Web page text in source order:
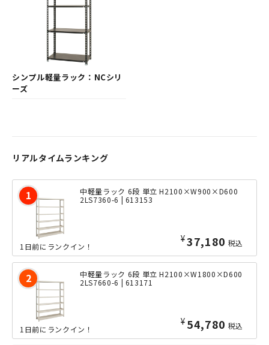
シンプル軽量ラック：NCシリ
ーズ
リアルタイムランキング
中軽量ラック 6段 単立 H2100×W900×D600
2LS7360-6 | 613153
¥37,180 税込
1日前にランクイン！
中軽量ラック 6段 単立 H2100×W1800×D600
2LS7660-6 | 613171
¥ 54,780 税込
1日前にランクイン！